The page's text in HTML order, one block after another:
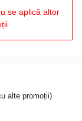
se aplică altor
alte promoții)